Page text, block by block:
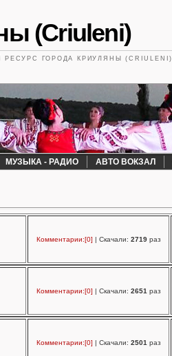
(Criuleni)
ГОРОДА КРИУЛЯНЫ (CRIULENI)
МУЗЫКА - РАДИО АВТО ВОКЗАЛ
Комментарии:[0] | Скачали: 2719раз
Комментарии:[0] | Скачали: 2651 раз
Комментарии:[0] | Скачали: 2501 раз